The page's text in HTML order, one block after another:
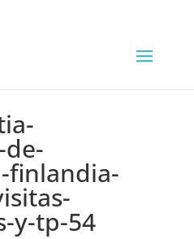
finlandia-
y-tp-54